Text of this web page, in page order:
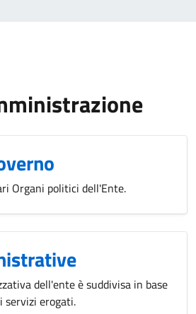
Organi politici dell'Ente.
dell'ente è suddivisa in base
servizi erogati.